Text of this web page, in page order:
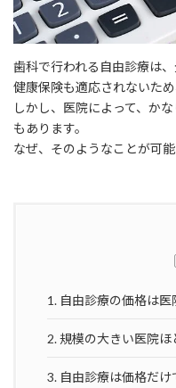
歯科で行われる自由診療は
健康保険も適応されないた
しかし、医院によって、か
もあります。
なぜ、そのようなことが可
1. 自由診療の価格は
2.規模の大きい医院
3. 自由診療は価格だ